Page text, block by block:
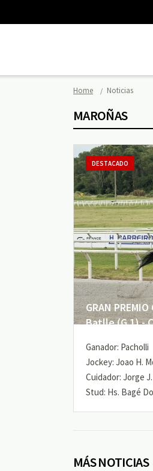
Home Noticias
MAROÑAS
GRAN
Batlle (G 1) -
DESTACADO
Ganador: Pacholli
Jockey: Joao H.
Cuidador: Jorge
Stud: Hs. Bagé
MÁS NOTICIAS